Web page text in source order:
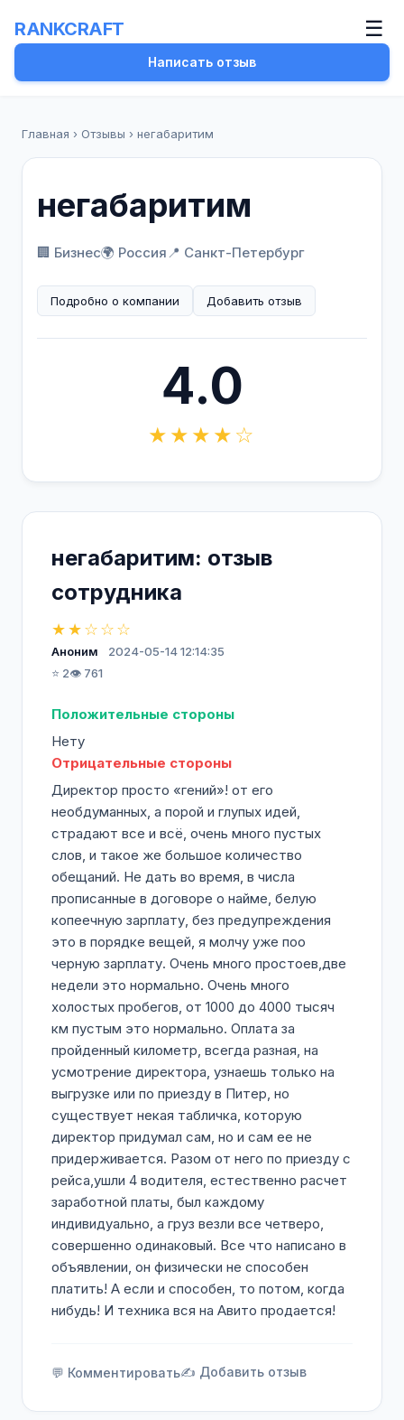
RANKCRAFT ☰
Написать отзыв
Главная › Отзывы › негабаритим
негабаритим
🏢 Бизнес🌍 Россия📍 Санкт-Петербург
Подробно о компании Добавить отзыв
4.0
★★★★☆
негабаритим: отзыв
сотрудника
★★☆☆☆
Аноним
2024-05-14 12:14:35
⭐ 2👁️ 761
Положительные стороны
Нету
Отрицательные стороны
Директор просто «гений»! от его
необдуманных, а порой и глупых идей,
страдают все и всё, очень много пустых
слов, и такое же большое количество
обещаний. Не дать во время, в числа
прописанные в договоре о найме, белую
копеечную зарплату, без предупреждения
это в порядке вещей, я молчу уже поо
черную зарплату. Очень много простоев,две
недели это нормально. Очень много
холостых пробегов, от 1000 до 4000 тысяч
км пустым это нормально. Оплата за
пройденный километр, всегда разная, на
усмотрение директора, узнаешь только на
выгрузке или по приезду в Питер, но
существует некая табличка, которую
директор придумал сам, но и сам ее не
придерживается. Разом от него по приезду с
рейса,ушли 4 водителя, естественно расчет
заработной платы, был каждому
индивидуально, а груз везли все четверо,
совершенно одинаковый. Все что написано в
объявлении, он физически не способен
платить! А если и способен, то потом, когда
нибудь! И техника вся на Авито продается!
💬 Комментировать✍️ Добавить отзыв